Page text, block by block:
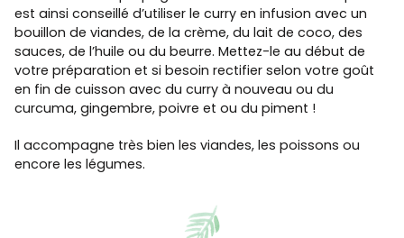
est ainsi conseillé d’utiliser le curry en infusion avec un
bouillon de viandes, de la crème, du lait de coco, des
sauces, de l’huile ou du beurre. Mettez-le au début de
votre préparation et si besoin rectifier selon votre goût
en fin de cuisson avec du curry à nouveau ou du
curcuma, gingembre, poivre et ou du piment !
Il accompagne très bien les viandes, les poissons ou
encore les légumes.